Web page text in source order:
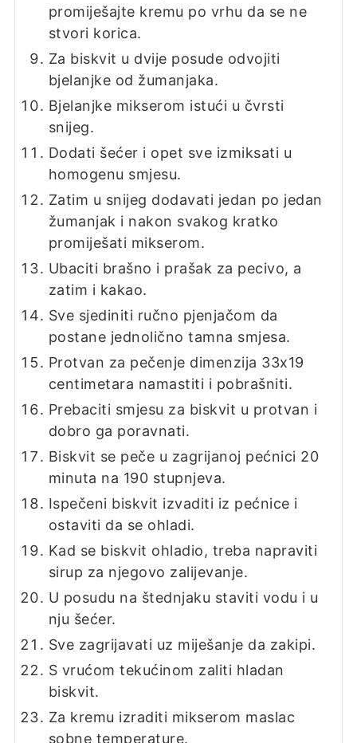
promiješajte kremu po vrhu da se ne
stvori korica.
Za biskvit u dvije posude odvojiti
bjelanjke od žumanjaka.
Bjelanjke mikserom istući u čvrsti
snijeg.
Dodati šećer i opet sve izmiksati u
homogenu smjesu.
Zatim u snijeg dodavati jedan po jedan
žumanjak i nakon svakog kratko
promiješati mikserom.
Ubaciti brašno i prašak za pecivo, a
zatim i kakao.
Sve sjediniti ručno pjenjačom da
postane jednolično tamna smjesa.
Protvan za pečenje dimenzija 33x19
centimetara namastiti i pobrašniti.
Prebaciti smjesu za biskvit u protvan i
dobro ga poravnati.
Biskvit se peče u zagrijanoj pećnici 20
minuta na 190 stupnjeva.
Ispečeni biskvit izvaditi iz pećnice i
ostaviti da se ohladi.
Kad se biskvit ohladio, treba napraviti
sirup za njegovo zalijevanje.
U posudu na štednjaku staviti vodu i u
nju šećer.
Sve zagrijavati uz miješanje da zakipi.
S vrućom tekućinom zaliti hladan
biskvit.
Za kremu izraditi mikserom maslac
sobne temperature.